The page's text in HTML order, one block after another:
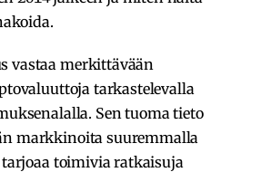
vastaa merkittävään
tarkastelevalla
Sen tuoma tieto
markkinoita suuremmalla
toimivia ratkaisuja